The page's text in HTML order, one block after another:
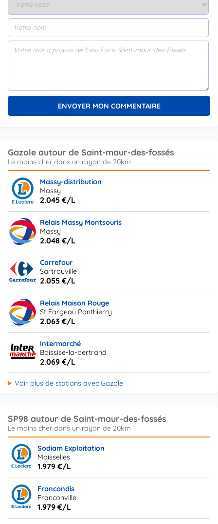
Gazole autour de Saint-maur-des-fossés
Massy-distribution
Massy
2.045 €/L
Relais Massy Montsouris
Massy
2.048 €/L
Carrefour
Sartrouville
2.055 €/L
Relais Maison Rouge
St Fargeau Ponthierry
2.063 €/L
Intermarché
Boissise-la-bertrand
2.069 €/L
Voir plus de stations avec Gazole
SP98 autour de Saint-maur-des-fossés
Sodiam Exploitation
Moisselles
1.979 €/L
Francondis
Franconville
1.979 €/L